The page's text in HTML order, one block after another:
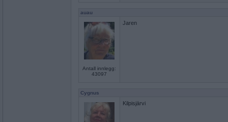
auau
Antall innlegg:
43097
Jaren
Cygnus
Kilpisjärvi